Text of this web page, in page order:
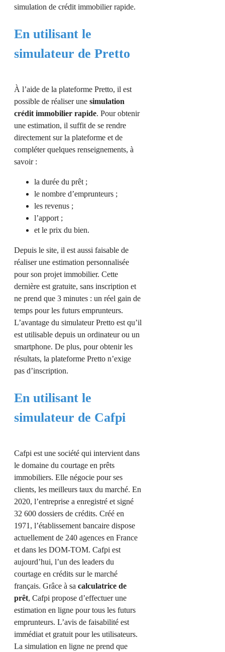
simulation de crédit immobilier rapide.
En utilisant le
simulateur de Pretto
À l’aide de la plateforme Pretto, il est
possible de réaliser une simulation
crédit immobilier rapide. Pour obtenir
une estimation, il suffit de se rendre
directement sur la plateforme et de
compléter quelques renseignements, à
savoir :
la durée du prêt ;
le nombre d’emprunteurs ;
les revenus ;
l’apport ;
et le prix du bien.
Depuis le site, il est aussi faisable de
réaliser une estimation personnalisée
pour son projet immobilier. Cette
dernière est gratuite, sans inscription et
ne prend que 3 minutes : un réel gain de
temps pour les futurs emprunteurs.
L’avantage du simulateur Pretto est qu’il
est utilisable depuis un ordinateur ou un
smartphone. De plus, pour obtenir les
résultats, la plateforme Pretto n’exige
pas d’inscription.
En utilisant le
simulateur de Cafpi
Cafpi est une société qui intervient dans
le domaine du courtage en prêts
immobiliers. Elle négocie pour ses
clients, les meilleurs taux du marché. En
2020, l’entreprise a enregistré et signé
32 600 dossiers de crédits. Créé en
1971, l’établissement bancaire dispose
actuellement de 240 agences en France
et dans les DOM-TOM. Cafpi est
aujourd’hui, l’un des leaders du
courtage en crédits sur le marché
français. Grâce à sa calculatrice de
prêt, Cafpi propose d’effectuer une
estimation en ligne pour tous les futurs
emprunteurs. L’avis de faisabilité est
immédiat et gratuit pour les utilisateurs.
La simulation en ligne ne prend que